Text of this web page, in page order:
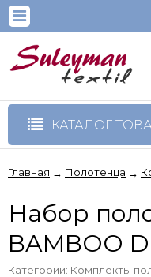
КАТАЛОГ
Главная → Полотенца →
Набор
BAMBOO
Категории: Комплекты